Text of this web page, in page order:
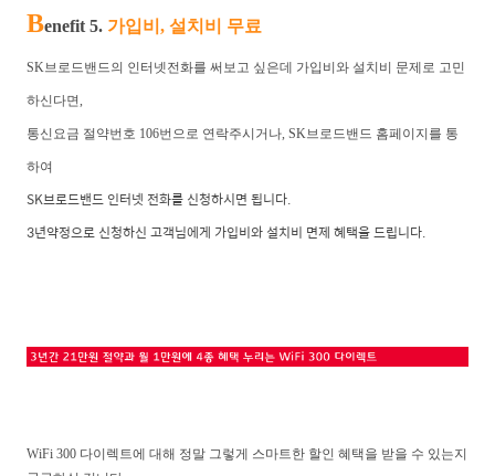
Benefit 5. 가입비, 설치비 무료
SK브로드밴드의 인터넷전화를 써보고 싶은데 가입비와 설치비 문제로 고민
하신다면,
통신요금 절약번호 106번으로 연락주시거나, SK브로드밴드 홈페이지를 통
하여
SK브로드밴드 인터넷 전화를 신청하시면 됩니다.
3년약정으로 신청하신 고객님에게 가입비와 설치비 면제 혜택을 드립니다.
WiFi 300 다이렉트에 대해 정말 그렇게 스마트한 할인 혜택을 받을 수 있는지